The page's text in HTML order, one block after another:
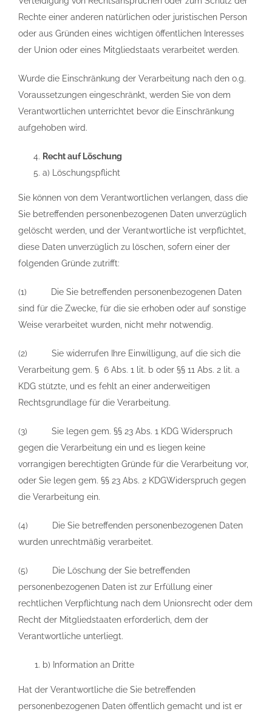
Rechte einer anderen natürlichen oder juristischen Person
oder aus Gründen eines wichtigen öffentlichen Interesses
der Union oder eines Mitgliedstaats verarbeitet werden.
Wurde die Einschränkung der Verarbeitung nach den o.g.
Voraussetzungen eingeschränkt, werden Sie von dem
Verantwortlichen unterrichtet bevor die Einschränkung
aufgehoben wird.
Recht auf Löschung
a) Löschungspflicht
Sie können von dem Verantwortlichen verlangen, dass die
Sie betreffenden personenbezogenen Daten unverzüglich
gelöscht werden, und der Verantwortliche ist verpflichtet,
diese Daten unverzüglich zu löschen, sofern einer der
folgenden Gründe zutrifft:
(1) Die Sie betreffenden personenbezogenen Daten
sind für die Zwecke, für die sie erhoben oder auf sonstige
Weise verarbeitet wurden, nicht mehr notwendig.
(2) Sie widerrufen Ihre Einwilligung, auf die sich die
Verarbeitung gem. § 6 Abs. 1 lit. b oder §§ 11 Abs. 2 lit. a
KDG stützte, und es fehlt an einer anderweitigen
Rechtsgrundlage für die Verarbeitung.
(3) Sie legen gem. §§ 23 Abs. 1 KDG Widerspruch
gegen die Verarbeitung ein und es liegen keine
vorrangigen berechtigten Gründe für die Verarbeitung vor,
oder Sie legen gem. §§ 23 Abs. 2 KDGWiderspruch gegen
die Verarbeitung ein.
(4) Die Sie betreffenden personenbezogenen Daten
wurden unrechtmäßig verarbeitet.
(5) Die Löschung der Sie betreffenden
personenbezogenen Daten ist zur Erfüllung einer
rechtlichen Verpflichtung nach dem Unionsrecht oder dem
Recht der Mitgliedstaaten erforderlich, dem der
Verantwortliche unterliegt.
b) Information an Dritte
Hat der Verantwortliche die Sie betreffenden
personenbezogenen Daten öffentlich gemacht und ist er